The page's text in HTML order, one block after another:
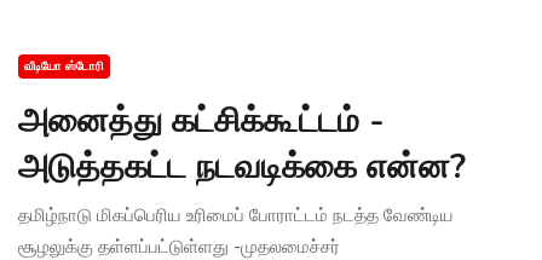
வீடியோ ஸ்டோரி
அனைத்து கட்சிக்கூட்டம் -
அடுத்தகட்ட நடவடிக்கை என்ன?
தமிழ்நாடு மிகப்பெரிய உரிமைப் போராட்டம் நடத்த வேண்டிய
சூழலுக்கு தள்ளப்பட்டுள்ளது -முதலமைச்சர்